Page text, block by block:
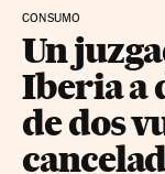
CONSUMO
Un
Iberia a
de dos